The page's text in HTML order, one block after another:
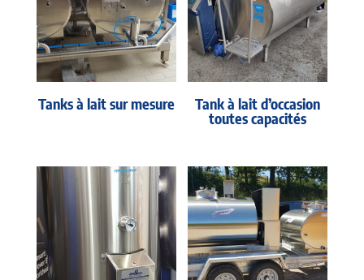
Tanks à lait sur mesure Tank à lait d’occasion
toutes capacités